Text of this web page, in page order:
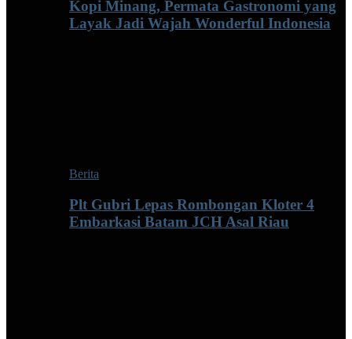
Kopi Minang, Permata Gastronomi yang
Layak Jadi Wajah Wonderful Indonesia
Berita
Plt Gubri Lepas Rombongan Kloter 4
Embarkasi Batam JCH Asal Riau